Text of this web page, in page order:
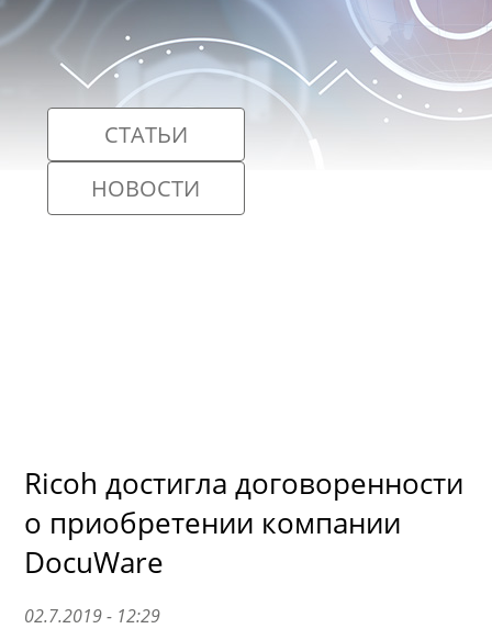
СТАТЬИ
НОВОСТИ
Ricoh достигла договоренности
о приобретении компании
DocuWare
02.7.2019 - 12:29